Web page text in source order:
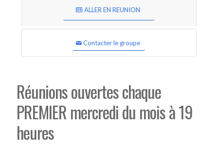
ALLER EN REUNION
Contacter le groupe
Réunions ouvertes chaque
PREMIER mercredi du mois à 19
heures